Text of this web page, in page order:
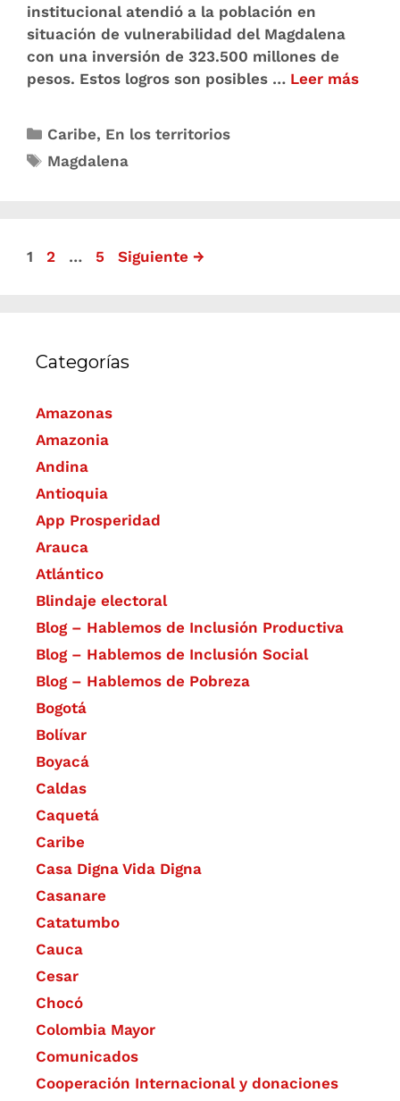
institucional atendió a la población en
situación de vulnerabilidad del Magdalena
con una inversión de 323.500 millones de
pesos. Estos logros son posibles … Leer más
Caribe, En los territorios
Magdalena
1 2 … 5 Siguiente →
Categorías
Amazonas
Amazonia
Andina
Antioquia
App Prosperidad
Arauca
Atlántico
Blindaje electoral
Blog – Hablemos de Inclusión Productiva
Blog – Hablemos de Inclusión Social
Blog – Hablemos de Pobreza
Bogotá
Bolívar
Boyacá
Caldas
Caquetá
Caribe
Casa Digna Vida Digna
Casanare
Catatumbo
Cauca
Cesar
Chocó
Colombia Mayor
Comunicados
Cooperación Internacional y donaciones